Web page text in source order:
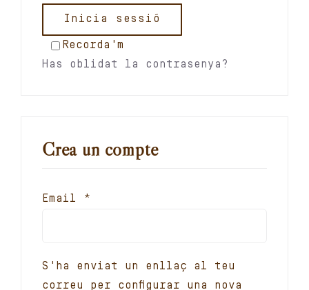
Recorda'm
Inicia sessió
Has oblidat la contrasenya?
Crea un compte
Email *Obligatori
S'ha enviat un enllaç al teu
correu per configurar una nova